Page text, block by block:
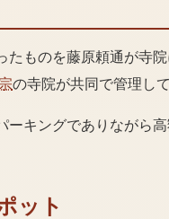
ものを藤原頼通が寺院
の寺院が共同で管理して
キングでありながら
ット